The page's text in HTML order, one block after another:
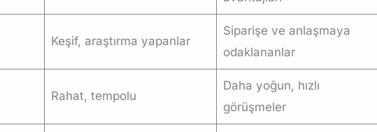
Keşif, araştırma yapanlar
Siparişe ve anlaşmaya
odaklananlar
Rahat, tempolu
Daha yoğun, hızlı
görüşmeler